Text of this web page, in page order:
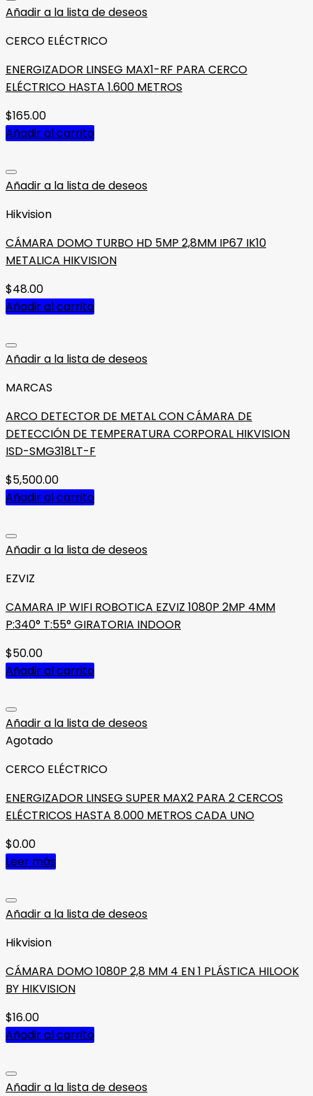
Añadir a la lista de deseos
CERCO ELÉCTRICO
ENERGIZADOR LINSEG MAX1-RF PARA CERCO
ELÉCTRICO HASTA 1.600 METROS
$165.00
Añadir al carrito
Añadir a la lista de deseos
Hikvision
CÁMARA DOMO TURBO HD 5MP 2,8MM IP67 IK10
METALICA HIKVISION
$48.00
Añadir al carrito
Añadir a la lista de deseos
MARCAS
ARCO DETECTOR DE METAL CON CÁMARA DE
DETECCIÓN DE TEMPERATURA CORPORAL HIKVISION
ISD-SMG318LT-F
$5,500.00
Añadir al carrito
Añadir a la lista de deseos
EZVIZ
CAMARA IP WIFI ROBOTICA EZVIZ 1080P 2MP 4MM
P:340° T:55° GIRATORIA INDOOR
$50.00
Añadir al carrito
Añadir a la lista de deseos
Agotado
CERCO ELÉCTRICO
ENERGIZADOR LINSEG SUPER MAX2 PARA 2 CERCOS
ELÉCTRICOS HASTA 8.000 METROS CADA UNO
$0.00
Leer más
Añadir a la lista de deseos
Hikvision
CÁMARA DOMO 1080P 2,8 MM 4 EN 1 PLÁSTICA HILOOK
BY HIKVISION
$16.00
Añadir al carrito
Añadir a la lista de deseos